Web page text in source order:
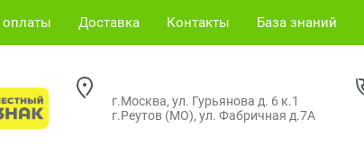
Доставка Контакты База знаний
г.Москва, ул. Гурьянова д. 6 к.1
г.Реутов (МО), ул. Фабричная д.7А